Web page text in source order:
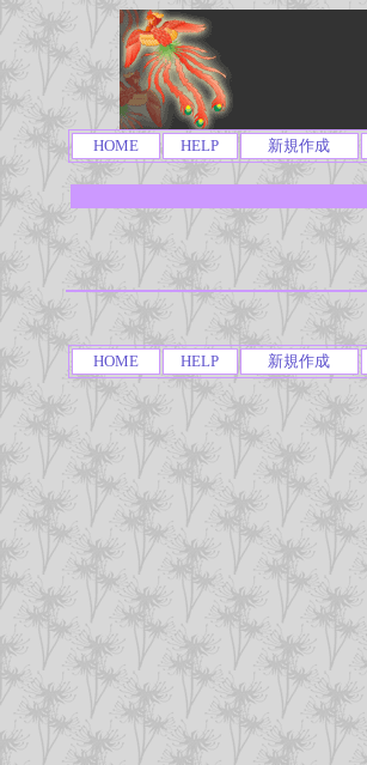
HOME HELP 新規作成
HOME HELP 新規作成